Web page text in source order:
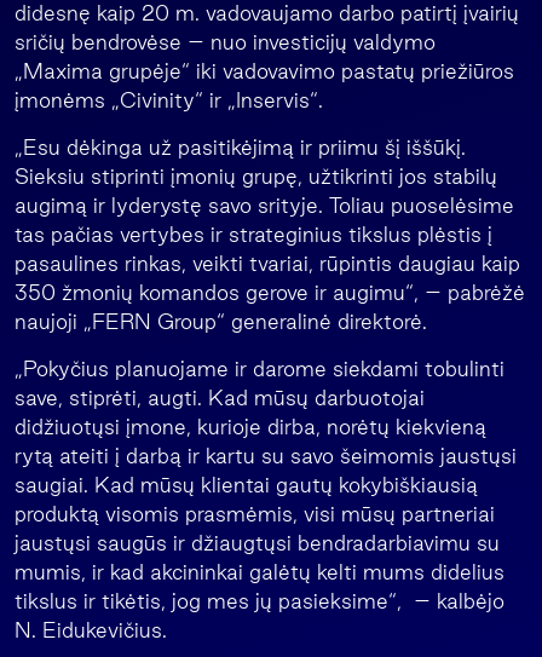
didesnę kaip 20 m. vadovaujamo darbo patirtį įvairių
sričių bendrovėse – nuo investicijų valdymo
„Maxima grupėje“ iki vadovavimo pastatų priežiūros
įmonėms „Civinity“ ir „Inservis“.
„Esu dėkinga už pasitikėjimą ir priimu šį iššūkį.
Sieksiu stiprinti įmonių grupę, užtikrinti jos stabilų
augimą ir lyderystę savo srityje. Toliau puoselėsime
tas pačias vertybes ir strateginius tikslus plėstis į
pasaulines rinkas, veikti tvariai, rūpintis daugiau kaip
350 žmonių komandos gerove ir augimu“, – pabrėžė
naujoji „FERN Group“ generalinė direktorė.
„Pokyčius planuojame ir darome siekdami tobulinti
save, stiprėti, augti. Kad mūsų darbuotojai
didžiuotųsi įmone, kurioje dirba, norėtų kiekvieną
rytą ateiti į darbą ir kartu su savo šeimomis jaustųsi
saugiai. Kad mūsų klientai gautų kokybiškiausią
produktą visomis prasmėmis, visi mūsų partneriai
jaustųsi saugūs ir džiaugtųsi bendradarbiavimu su
mumis, ir kad akcininkai galėtų kelti mums didelius
tikslus ir tikėtis, jog mes jų pasieksime“, – kalbėjo
N. Eidukevičius.